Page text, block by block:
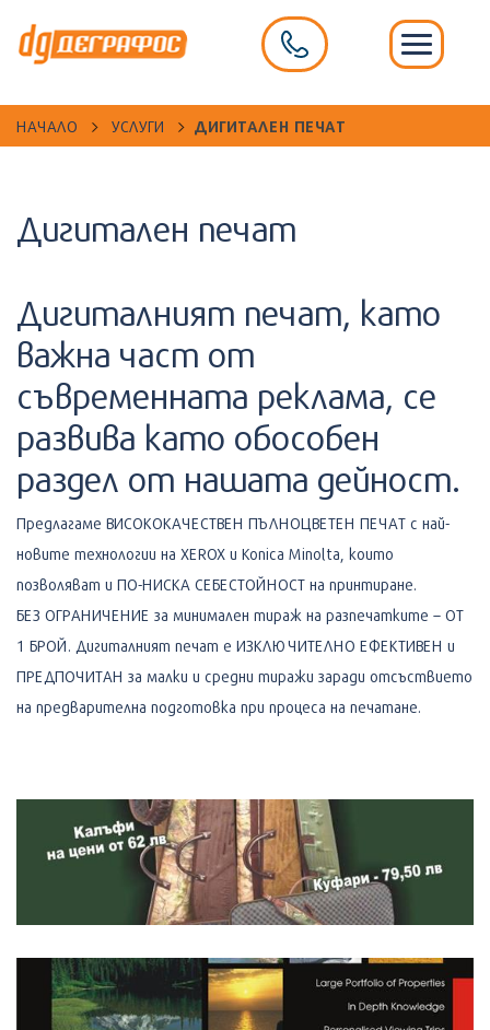
НАЧАЛО УСЛУГИ ДИГИТАЛЕН ПЕЧАТ
Дигитален печат
Дигиталният печат, като
важна част от
съвременната реклама, се
развива като обособен
раздел от нашата дейност.
Предлагаме ВИСОКОКАЧЕСТВЕН ПЪЛНОЦВЕТЕН ПЕЧАТ с най-
новите технологии на XEROX и Konica Minolta, които
позволяват и ПО-НИСКА СЕБЕСТОЙНОСТ на принтиране.
БЕЗ ОГРАНИЧЕНИЕ за минимален тираж на разпечатките – ОТ
1 БРОЙ. Дигиталният печат е ИЗКЛЮЧИТЕЛНО ЕФЕКТИВЕН и
ПРЕДПОЧИТАН за малки и средни тиражи заради отсъствието
на предварителна подготовка при процеса на печатане.